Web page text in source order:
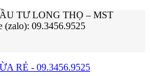
TƯ LONG THỌ – MST
(zalo): 09.3456.9525